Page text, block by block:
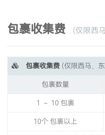
包裹收集费 (仅限西
包裹收集费 (仅限西马，
包裹数量
1 － 10 包裹
10个 包裹以上